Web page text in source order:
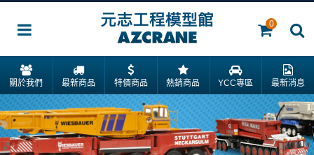
0
關於我們 最新商品 特價商品 熱銷商品 YCC專區 最新消息